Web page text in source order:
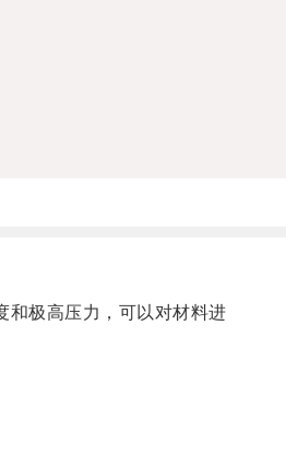
极高压力，可以对材料进